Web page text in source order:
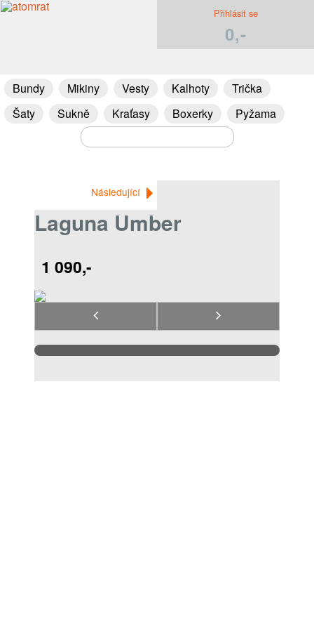
Přihlásit se
0,-
Bundy Mikiny Vesty Kalhoty
Trička
Šaty
Sukně Kraťasy Boxerky Pyžama
Následující
Laguna Umber
1 090,-